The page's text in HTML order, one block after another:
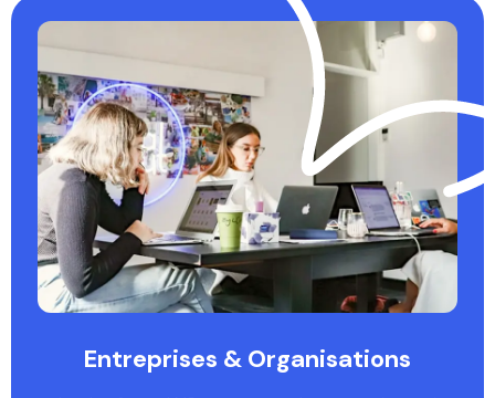
Entreprises & Organisations